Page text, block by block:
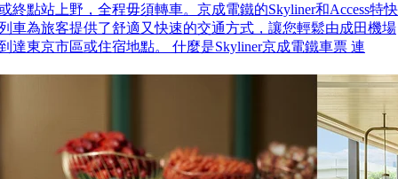
終點站上野，全程毋須轉車。京成電鐵的Skyliner和Access特快
車為旅客提供了舒適又快速的交通方式，讓您輕鬆由成田機場
達東京市區或住宿地點。 什麼是Skyliner京成電鐵車票 連